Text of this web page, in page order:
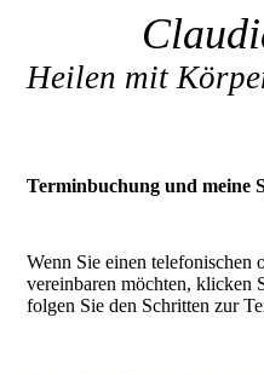
Heilen mit
Terminbuchung und meine
Wenn Sie einen telefonischen
vereinbaren möchten, klicken
folgen Sie den Schritten zur